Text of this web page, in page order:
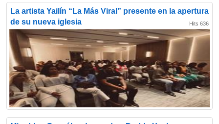
La artista Yailín “La Más Viral” presente en la apertura
de su nueva iglesia
Hits 636